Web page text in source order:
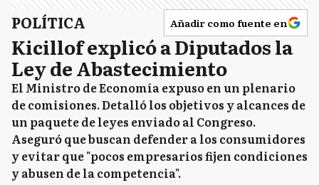
POLÍTICA Añadir como fuente en
Kicillof explicó a Diputados la
Ley de Abastecimiento
El Ministro de Economía expuso en un plenario
de comisiones. Detalló los objetivos y alcances de
un paquete de leyes enviado al Congreso.
Aseguró que buscan defender a los consumidores
y evitar que "pocos empresarios fijen condiciones
y abusen de la competencia".